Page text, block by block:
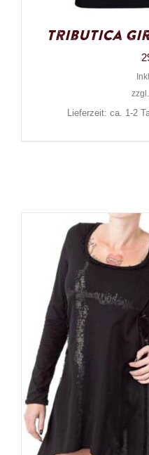
Tributica
zzgl.
Lieferzeit: ca. 1-2